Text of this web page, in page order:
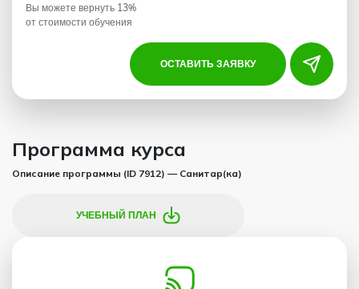
Вы можете вернуть 13%
от стоимости обучения
ОСТАВИТЬ ЗАЯВКУ
Программа курса
Описание программы (ID 7912) — Санитар(ка)
УЧЕБНЫЙ ПЛАН